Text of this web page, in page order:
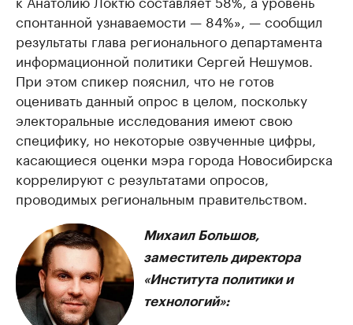
спонтанной узнаваемости — 84%», — сообщил
результаты глава регионального департамента
информационной политики Сергей Нешумов.
При этом спикер пояснил, что не готов
оценивать данный опрос в целом, поскольку
электоральные исследования имеют свою
специфику, но некоторые озвученные цифры,
касающиеся оценки мэра города Новосибирска
коррелируют с результатами опросов,
проводимых региональным правительством.
Михаил Большов,
заместитель директора
«Института политики и
технологий»: